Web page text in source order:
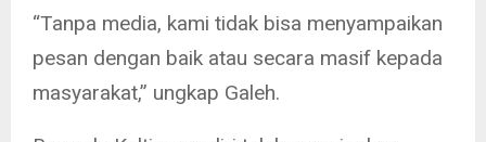
“Tanpa media, kami tidak bisa menyampaikan
pesan dengan baik atau secara masif kepada
masyarakat,” ungkap Galeh.